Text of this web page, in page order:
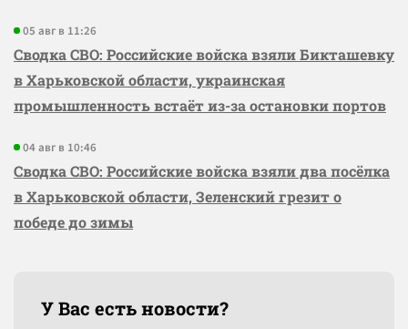
05 авг в 11:26
Сводка СВО: Российские войска взяли Бикташевку
в Харьковской области, украинская
промышленность встаёт из-за остановки портов
04 авг в 10:46
Сводка СВО: Российские войска взяли два посёлка
в Харьковской области, Зеленский грезит о
победе до зимы
У Вас есть новости?